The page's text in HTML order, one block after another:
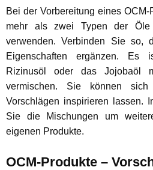
Bei der Vorbereitung eines
mehr als zwei Typen der
verwenden. Verbinden Sie so,
Eigenschaften ergänzen. Es
Rizinusöl oder das Jojobaöl
vermischen. Sie können
Vorschlägen inspirieren lassen.
Sie die Mischungen um
eigenen Produkte.
OCM-Produkte –